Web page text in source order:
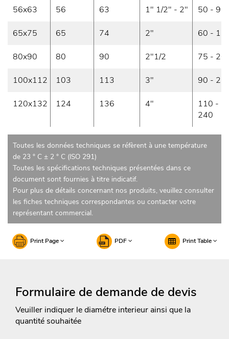
56x63 56 63 1" 1/2" - 2" 50 - 90
65x75 65 74 2" 60 -
80x90 80 90 2"1/2 75 -
100x112 103 113 3" 90 -
120x132 124 136 4"
110 -
240
Toutes les données techniques se réfèrent à une température
de 23 ° C ± 2 ° C (ISO 291)
Toutes les spécifications techniques présentées dans ce
document sont fournies à titre indicatif.
Pour plus de détails concernant nos produits, veuillez consulter
les fiches techniques correspondantes ou contacter votre
représentant commercial.
Print Page PDF Print Table
Formulaire de demande de devis
Veuiller indiquer le diamétre interieur ainsi que la
quantité souhaitée